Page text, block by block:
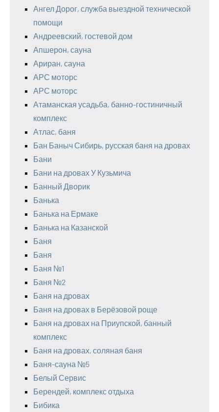
Ангел Дорог, служба выездной технической
помощи
Андреевский, гостевой дом
Апшерон, сауна
Ариран, сауна
АРС моторс
АРС моторс
Атаманская усадьба, банно-гостиничный
комплекс
Атлас, баня
Бан Баныч Сибирь, русская баня на дровах
Бани
Бани на дровах У Кузьмича
Банный Дворик
Банька
Банька на Ермаке
Банька на Казанской
Баня
Баня
Баня №1
Баня №2
Баня на дровах
Баня на дровах в Берёзовой роще
Баня на дровах на Приупской, банный
комплекс
Баня на дровах, соляная баня
Баня-сауна №5
Белый Сервис
Берендей, комплекс отдыха
Бибика